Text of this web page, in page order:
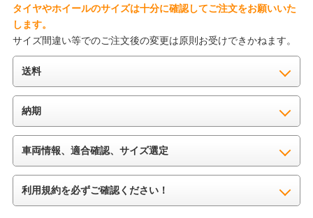
タイヤやホイールのサイズは十分に確認してご注文をお願いいた
します。
サイズ間違い等でのご注文後の変更は原則お受けできかねます。
送料
納期
車両情報、適合確認、サイズ選定
利用規約を必ずご確認ください！